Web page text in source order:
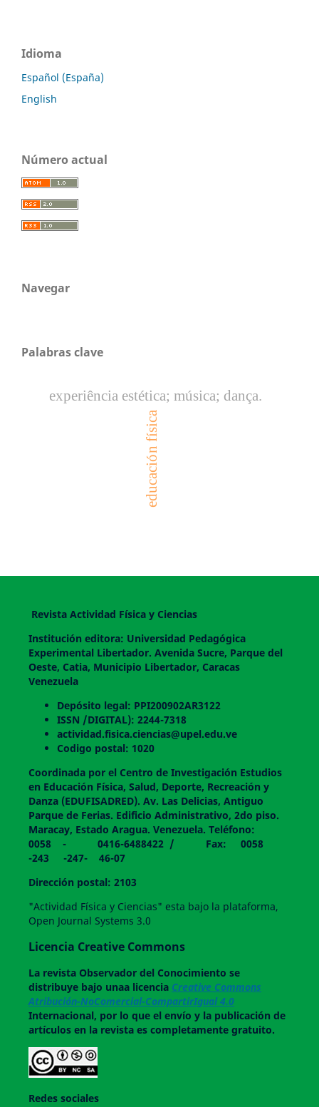
Idioma
Español (España)
English
Número actual
Navegar
Palabras clave
educación física
experiência estética; música; dança.
Revista Actividad Física y Ciencias
Institución editora: Universidad Pedagógica
Experimental Libertador. Avenida Sucre, Parque del
Oeste, Catia, Municipio Libertador, Caracas
Venezuela
Depósito legal: PPI200902AR3122
ISSN /DIGITAL): 2244-7318
actividad.fisica.ciencias@upel.edu.ve
Codigo postal: 1020
Coordinada por el Centro de Investigación Estudios
en Educación Física, Salud, Deporte, Recreación y
Danza (EDUFISADRED). Av. Las Delicias, Antiguo
Parque de Ferias. Edificio Administrativo, 2do piso.
Maracay, Estado Aragua. Venezuela. Teléfono:
0058 - 0416-6488422 / Fax: 0058
-243 -247- 46-07
Dirección postal: 2103
"Actividad Física y Ciencias" esta bajo la plataforma,
Open Journal Systems 3.0
Licencia Creative Commons
La revistaObservador del Conocimiento se
distribuye bajo unaa licencia Creative Commons
Atribución-NoComercial-CompartirIgual 4.0
Internacional, por lo que el envío y la publicación de
artículos en la revista es completamente gratuito.
Redes sociales